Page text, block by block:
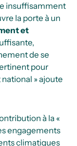
insuffisamment
la porte à un
et
de se
pour
» ajoute
à la «
engagements
climatiques